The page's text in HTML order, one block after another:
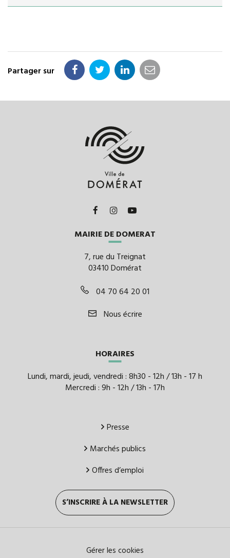
Partager sur
Partager
Facebook
Partager
Twitter
Partager
LinkedIn
Partager
email
Lien
le
Facebook
Lien
le
Instagram
la
Youtube
MAIRIE DE DOMERAT
7, rue du Treignat
03410 Domérat
04 70 64 20 01
Nous écrire
HORAIRES
Lundi, mardi, jeudi, vendredi : 8h30 - 12h / 13h - 17 h
Mercredi : 9h - 12h / 13h - 17h
Presse
Marchés publics
Offres d’emploi
S’INSCRIRE À LA NEWSLETTER
Gérer les cookies